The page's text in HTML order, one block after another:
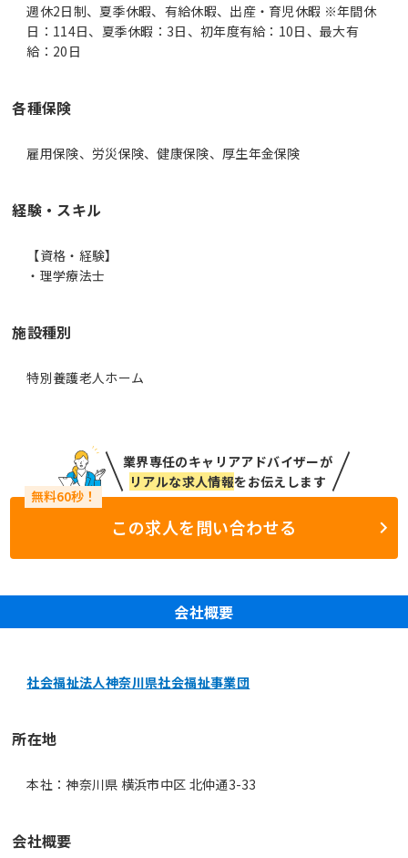
週休2日制、夏季休暇、有給休暇、出産・育児休暇 ※年間休
日：114日、夏季休暇：3日、初年度有給：10日、最大有
給：20日
各種保険
雇用保険、労災保険、健康保険、厚生年金保険
経験・スキル
【資格・経験】
・理学療法士
施設種別
特別養護老人ホーム
業界専任のキャリアアドバイザーが
リアルな求人情報をお伝えします
この求人を問い合わせる
会社概要
社会福祉法人神奈川県社会福祉事業団
所在地
本社：神奈川県 横浜市中区 北仲通3-33
会社概要